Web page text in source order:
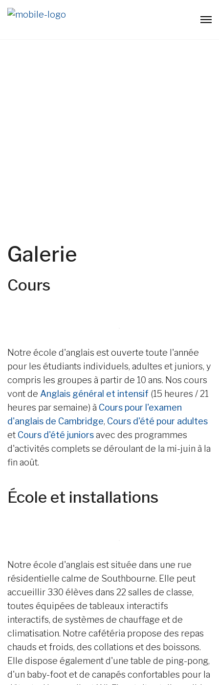
Galerie
Cours
Notre école d'anglais est ouverte toute l'année
pour les étudiants individuels, adultes et juniors, y
compris les groupes à partir de 10 ans. Nos cours
vont de Anglais général et intensif (15 heures / 21
heures par semaine) à Cours pour l'examen
d'anglais de Cambridge, Cours d'été pour adultes
et Cours d'été juniorsavec des programmes
d'activités complets se déroulant de la mi-juin à la
fin août.
École et installations
Notre école d'anglais est située dans une rue
résidentielle calme de Southbourne. Elle peut
accueillir 330 élèves dans 22 salles de classe,
toutes équipées de tableaux interactifs
interactifs, de systèmes de chauffage et de
climatisation. Notre cafétéria propose des repas
chauds et froids, des collations et des boissons.
Elle dispose également d'une table de ping-pong,
d'un baby-foot et de canapés confortables pour la